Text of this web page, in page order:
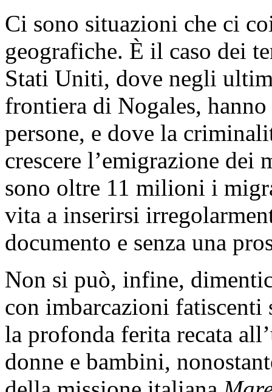
Ci sono situazioni che ci
geografiche. È il caso dei
Stati Uniti, dove negli
frontiera di Nogales,
persone, e dove la
crescere l’emigrazione
sono oltre 11 milioni i
vita a inserirsi
documento e senza una
Non si può, infine,
con imbarcazioni fatiscenti
la profonda ferita recata
donne e bambini,